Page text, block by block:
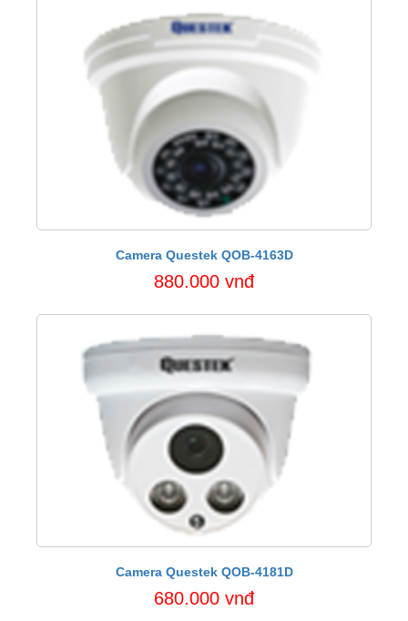
Camera Questek QOB-4163D
880.000 vnđ
Camera Questek QOB-4181D
680.000 vnđ